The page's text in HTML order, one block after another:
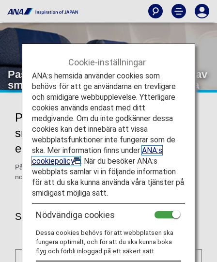
Passagerare som riskerar att smittas av
smittsamma sjukdomar eller influensa
Passagerare som riskerar att
smittas av smittsamma sjukdomar
eller influensa
På denna sida finns information om de saker som ska
noteras vid ombordstigning.
Saker att tänka på
Cookie-inställningar
ANA:s hemsida använder cookies som
behövs för att ge användarna en trevligare
och smidigare webbupplevelse. Ytterligare
cookies används endast med ditt
medgivande. Om du inte godkänner dessa
cookies kan det innebära att vissa
webbplatsfunktioner inte fungerar som de
ska. Mer information finns under ANA:s
cookiepolicy
. När du besöker ANA:s
webbplats samlar vi in följande information
för att du ska kunna använda våra tjänster på
smidigast möjliga sätt.
Nödvändiga cookies
Dessa cookies behövs för att webbplatsen ska
fungera optimalt, och för att du ska kunna boka
flyg och förbli inloggad på ett säkert sätt.